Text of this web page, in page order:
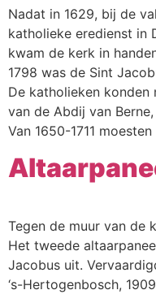
Nadat in 1629, bij de
katholieke eredienst in
kwam de kerk in
1798 was de Sint
De katholieken
van de Abdij van
Van 1650-1711
Tegen de muur van de
Het tweede
Jacobus uit.
‘s-Hertogenbosch, 1909